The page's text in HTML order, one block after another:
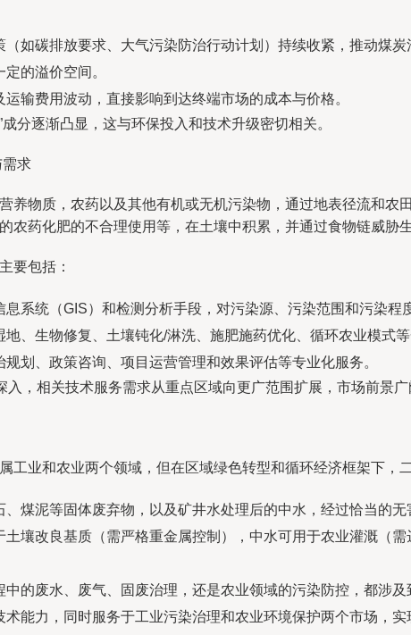
如碳排放要求、大气污染防治行动计划）持续收紧，推动煤
的溢价空间。
输费用波动，直接影响到达终端市场的成本与价格。
分逐渐凸显，这与环保投入和技术升级密切相关。
需求
养物质，农药以及其他有机或无机污染物，通过地表径流和农
农药化肥的不合理使用等，在土壤中积累，并通过食物链威胁
要包括：
系统（GIS）和检测分析手段，对污染源、污染范围和污染程
、生物修复、土壤钝化/淋洗、施肥施药优化、循环农业模式
划、政策咨询、项目运营管理和效果评估等专业化服务。
，相关技术服务需求从重点区域向更广范围扩展，市场前景广
工业和农业两个领域，但在区域绿色转型和循环经济框架下，
煤泥等固体废弃物，以及矿井水处理后的中水，经过恰当的
壤改良基质（需严格重金属控制），中水可用于农业灌溉（
的废水、废气、固废治理，还是农业领域的污染防控，都涉
能力，同时服务于工业污染治理和农业环境保护两个市场，实